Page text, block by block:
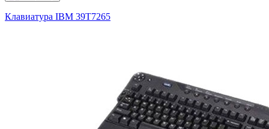
Клавиатура IBM 39T7265